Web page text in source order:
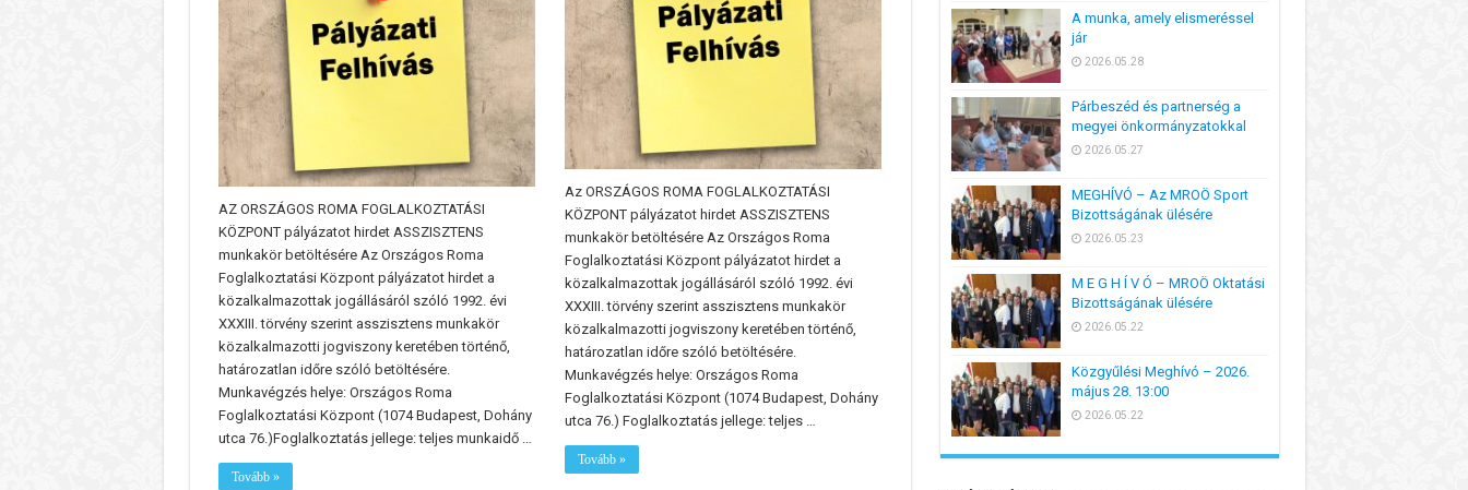
Az ORSZÁGOS ROMA FOGLALKOZTATÁSI
KÖZPONT pályázatot hirdet ASSZISZTENS
munkakör betöltésére Az Országos Roma
Foglalkoztatási Központ pályázatot hirdet a
közalkalmazottak jogállásáról szóló 1992. évi
XXXIII. törvény szerint asszisztens munkakör
közalkalmazotti jogviszony keretében történő,
határozatlan időre szóló betöltésére.
Munkavégzés helye: Országos Roma
Foglalkoztatási Központ (1074 Budapest, Dohány
utca 76.) Foglalkoztatás jellege: teljes …
Tovább »
AZ ORSZÁGOS ROMA FOGLALKOZTATÁSI
KÖZPONT pályázatot hirdet ASSZISZTENS
munkakör betöltésére Az Országos Roma
Foglalkoztatási Központ pályázatot hirdet a
közalkalmazottak jogállásáról szóló 1992. évi
XXXIII. törvény szerint asszisztens munkakör
közalkalmazotti jogviszony keretében történő,
határozatlan időre szóló betöltésére.
Munkavégzés helye: Országos Roma
Foglalkoztatási Központ (1074 Budapest, Dohány
utca 76.)Foglalkoztatás jellege: teljes munkaidő …
Tovább »
A munka, amely elismeréssel
jár
2026.05.28
Párbeszéd és partnerség a
megyei önkormányzatokkal
2026.05.27
MEGHÍVÓ – Az MROÖ Sport
Bizottságának ülésére
2026.05.23
M E G H Í V Ó – MROÖ Oktatási
Bizottságának ülésére
2026.05.22
Közgyűlési Meghívó – 2026.
május 28. 13:00
2026.05.22